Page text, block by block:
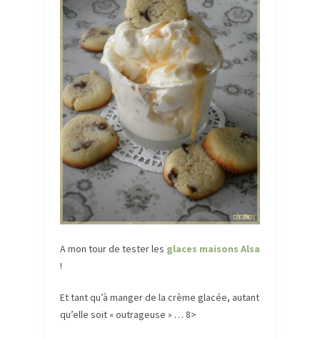
A mon tour de tester les glaces maisons Alsa
!
Et tant qu’à manger de la crème glacée, autant
qu’elle soit « outrageuse » … 8>